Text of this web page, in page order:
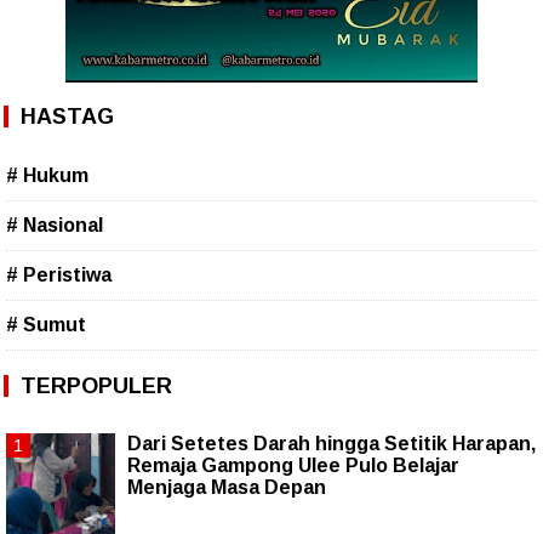
HASTAG
# Hukum
# Nasional
# Peristiwa
# Sumut
TERPOPULER
Dari Setetes Darah hingga Setitik Harapan,
Remaja Gampong Ulee Pulo Belajar
Menjaga Masa Depan